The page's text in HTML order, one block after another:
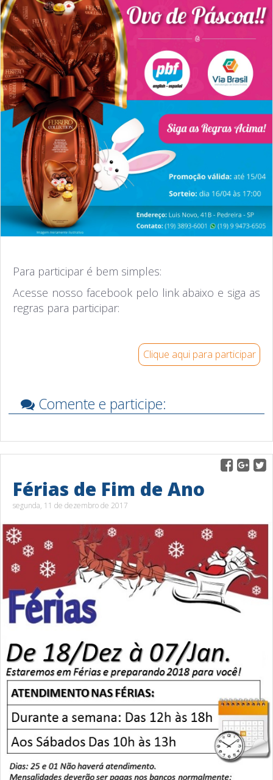
Para participar é bem simples:
Acesse nosso facebook pelo link abaixo e siga as
regras para participar:
Clique aqui para participar
Comente e participe:
Férias de Fim de Ano
segunda, 11 de dezembro de 2017